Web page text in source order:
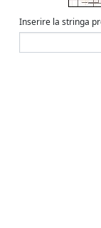
Inserire la stringa